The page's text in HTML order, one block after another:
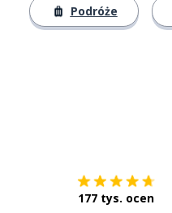
Podróże
177 tys. ocen